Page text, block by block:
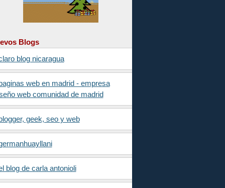
Blogs
blog nicaragua
web en madrid - empresa
web comunidad de madrid
geek, seo y web
blog de carla antonioli